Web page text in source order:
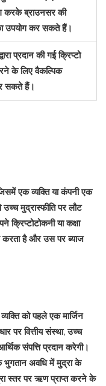
करके ब्राउनसर की
उपयोग कर सकते हैं।
प्रदान की गई क्रिप्टो
के लिए वैकल्पिक
सकते हैं।
एक व्यक्ति या कंपनी एक
उच्च मुद्रास्फीति पर लौट
या कक्षा
करता है और उस पर ब्याज
को पहले एक मार्जिन
पर वित्तीय संस्था, उच्च
संपत्ति प्रदान करेगी।
भुगतान अवधि में मुद्रा के
स्तर पर ऋण प्राप्त करने के